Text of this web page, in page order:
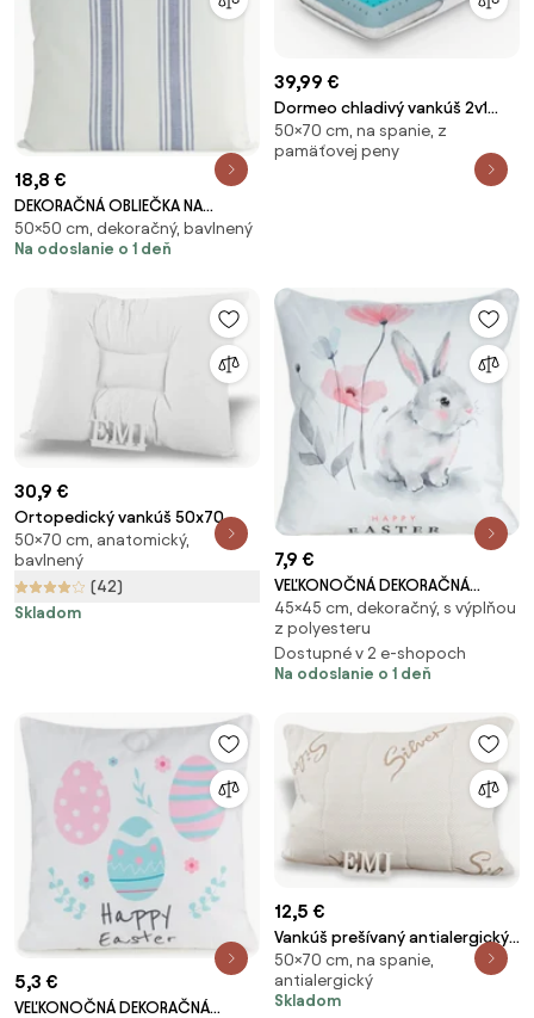
18,8 €
DEKORAČNÁ OBLIEČKA NA
VANKÚŠ LEN25 50X50 CM
VZOROVANÁ
50×50 cm, dekoračný, bavlnený
Na odoslanie o 1 deň
39,99 €
Dormeo chladivý vankúš 2v1
klasik 50x70
50×70 cm, na spanie, z
pamäťovej peny
30,9 €
Ortopedický vankúš 50x70
Comfort Pillow
50×70 cm, anatomický,
bavlnený
(42)
Skladom
7,9 €
VEĽKONOČNÁ DEKORAČNÁ
OBLIEČKA NA VANKÚŠ CONYL
45X45 CM VZOROVANÁ
45×45 cm, dekoračný, s výplňou
z polyesteru
Dostupné v 2 e-shopoch
Na odoslanie o 1 deň
5,3 €
VEĽKONOČNÁ DEKORAČNÁ
12,5 €
Vankúš prešívaný antialergický
Silver EMI, Vankúš 50x70 cm
50×70 cm, na spanie,
antialergický
Skladom